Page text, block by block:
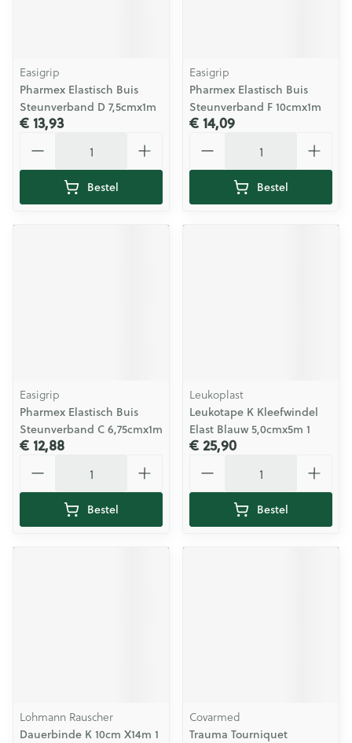
Easigrip
Pharmex Elastisch Buis
Steunverband D 7,5cmx1m
€ 13,93
Bestel
Easigrip
Pharmex Elastisch Buis
Steunverband F 10cmx1m
€ 14,09
Bestel
Easigrip
Pharmex Elastisch Buis
Steunverband C 6,75cmx1m
€ 12,88
Bestel
Leukoplast
Leukotape K Kleefwindel
Elast Blauw 5,0cmx5m 1
€ 25,90
Bestel
Lohmann Rauscher
Dauerbinde K 10cm X14m 1
Covarmed
Trauma Tourniquet